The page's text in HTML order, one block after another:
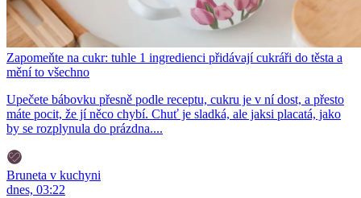
Zapomeňte na cukr: tuhle 1 ingredienci přidávají cukráři do těsta a
mění to všechno
Upečete bábovku přesně podle receptu, cukru je v ní dost, a přesto
máte pocit, že jí něco chybí. Chuť je sladká, ale jaksi placatá, jako
by se rozplynula do prázdna....
Bruneta v kuchyni
dnes, 03:22